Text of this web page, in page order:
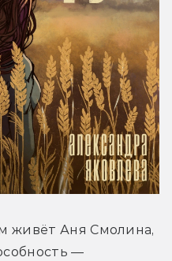
живёт Аня Смолина,
—